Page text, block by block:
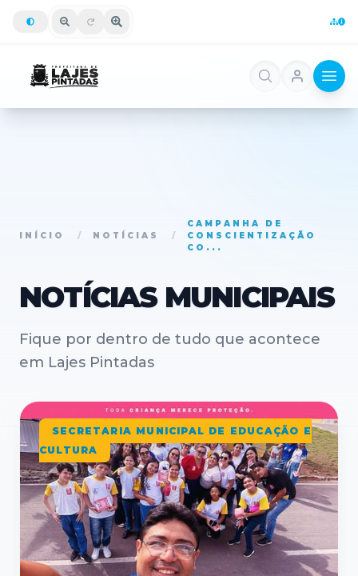
INÍCIO / NOTÍCIAS /
CAMPANHA DE
CONSCIENTIZAÇÃO
CO...
NOTÍCIAS MUNICIPAIS
Fique por dentro de tudo que acontece
em Lajes Pintadas
SECRETARIA MUNICIPAL DE EDUCAÇÃO E
CULTURA